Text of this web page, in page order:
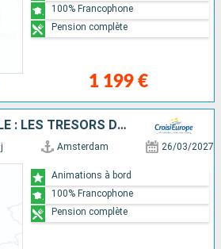
1 199 €
100% Francophone
Pension complète
D'AMSTERDAM À BÂLE : LES TRÉSORS D'UN FLEUVE MYTHIQUE, LE RHIN
Amsterdam 26/03/2027
Animations à bord
100% Francophone
Pension complète